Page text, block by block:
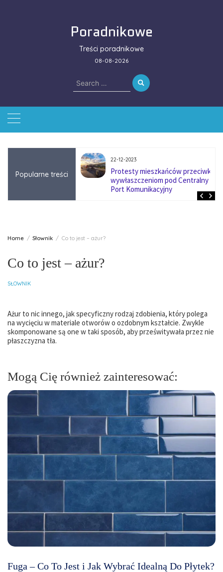
Poradnikowe
Treści poradnikowe
08-08-2026
Search
for:
Popularne treści
się na zmianę
w firmach
22-12-2023
Protesty mieszkańców przeciwko
wywłaszczeniom pod Centralny
Port Komunikacyjny
Home Słownik Co to jest – ażur?
Co to jest – ażur?
SŁOWNIK
Ażur to nic innego, jak specyficzny rodzaj zdobienia, który polega
na wycięciu w materiale otworów o ozdobnym kształcie. Zwykle
skomponowane są one w taki sposób, aby prześwitywała przez nie
płaszczyzna tła.
Mogą Cię również zainteresować:
Fuga – Co To Jest i Jak Wybrać Idealną Do Płytek?